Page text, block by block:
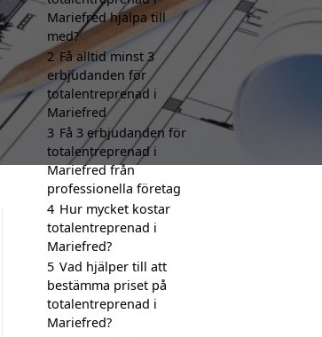
Mariefred hjälpa till
med?
2 Få alltid minst 3
erbjudanden för
totalentreprenad i
Mariefred
3 Få 3 erbjudanden för
totalentreprenad i
Mariefred från
professionella företag
4 Hur mycket kostar
totalentreprenad i
Mariefred?
5 Vad hjälper till att
bestämma priset på
totalentreprenad i
Mariefred?